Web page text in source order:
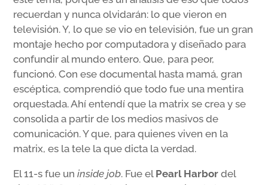
recuerdan y nunca olvidarán: lo que vieron en
televisión. Y, lo que se vio en televisión, fue un gran
montaje hecho por computadora y diseñado para
confundir al mundo entero. Que, para peor,
funcionó. Con ese documental hasta mamá, gran
escéptica, comprendió que todo fue una mentira
orquestada. Ahí entendí que la matrix se crea y se
consolida a partir de los medios masivos de
comunicación. Y que, para quienes viven en la
matrix, es la tele la que dicta la verdad.
El 11-s fue un inside job. Fue el Pearl Harbor del